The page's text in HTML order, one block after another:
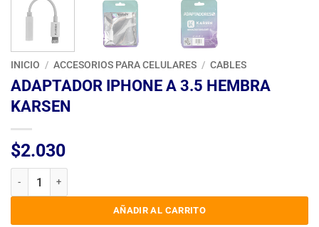
INICIO / ACCESORIOS PARA CELULARES / CABLES
ADAPTADOR IPHONE A 3.5 HEMBRA
KARSEN
$2.030
ADAPTADOR IPHONE A 3.5 HEMBRA KARSEN cantidad
AÑADIR AL CARRITO